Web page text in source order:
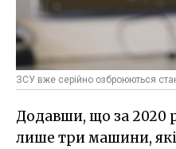
ЗСУ вже серійно озброюються
Додавши, що за 2020
лише три машини, які